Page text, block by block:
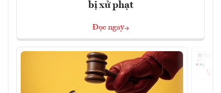
bị xử phạt
Đọc ngay